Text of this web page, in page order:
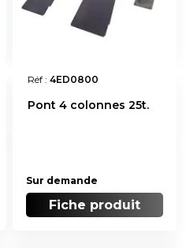
Réf : 4ED0800
Pont 4 colonnes 25t.
Sur demande
Fiche produit